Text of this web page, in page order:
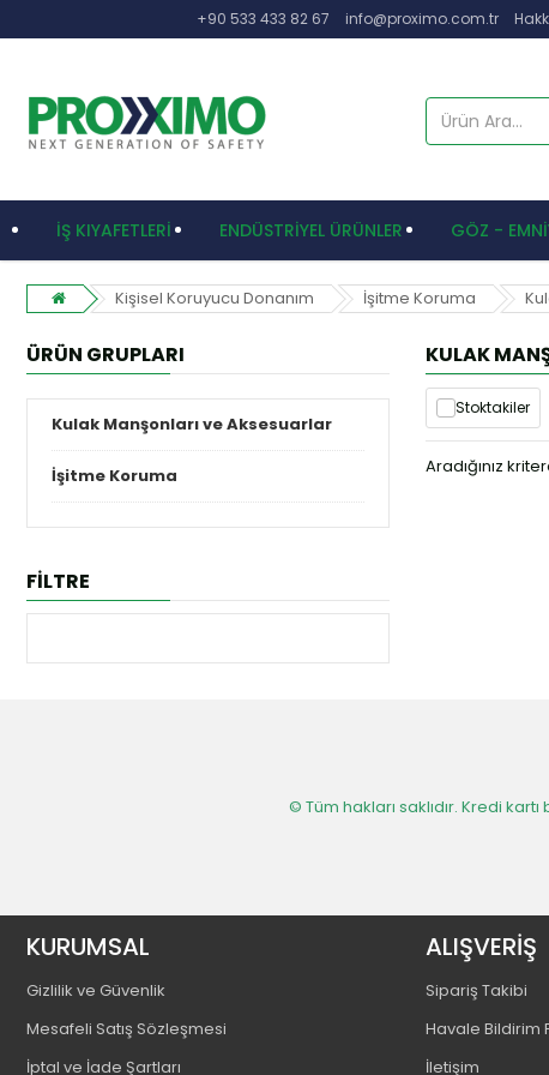
+90 533 433 82 67 info@proximo.com.tr
İŞ KIYAFETLERİ ENDÜSTRİYEL ÜRÜNLER GÖZ -
Kişisel Koruyucu Donanım İşitme Koruma
ÜRÜN GRUPLARI
Kulak Manşonları ve Aksesuarlar
İşitme Koruma
FİLTRE
KULAK
Stoktakiler
Aradığınız
© Tüm hakları saklıdır. Kredi
KURUMSAL
Gizlilik ve Güvenlik
Mesafeli Satış Sözleşmesi
İptal ve İade Şartları
ALIŞVERİŞ
Sipariş Takibi
Havale Bildirim
İletişim